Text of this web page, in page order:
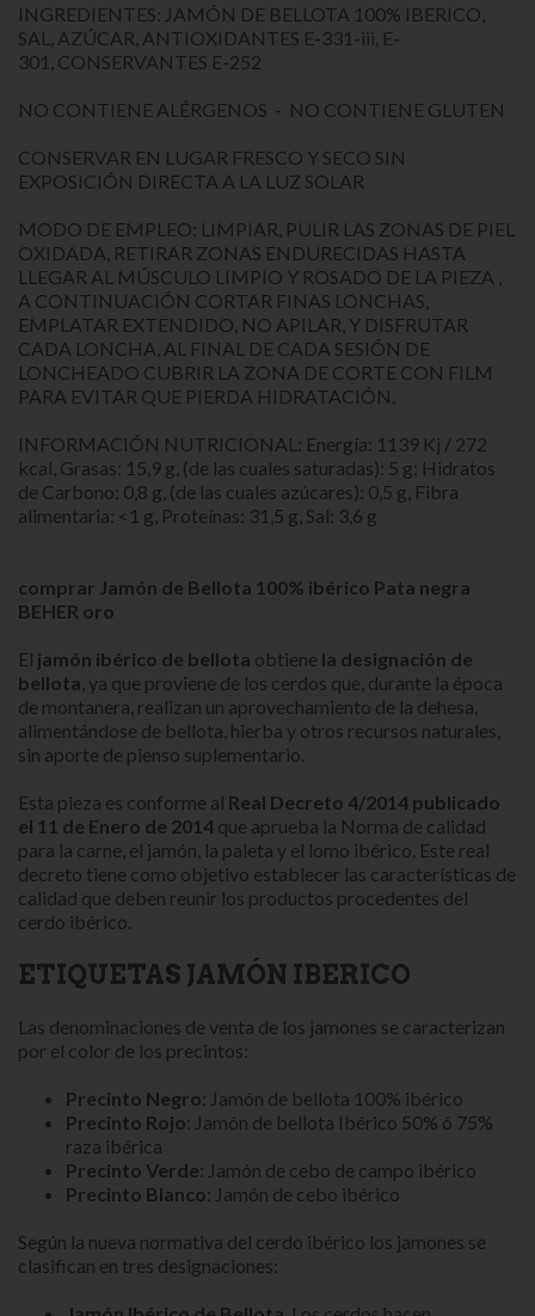
INGREDIENTES: JAMÓN DE BELLOTA 100% IBERICO,
SAL, AZÚCAR, ANTIOXIDANTES E-331-iii, E-
301, CONSERVANTES E-252
NO CONTIENE ALÉRGENOS - NO CONTIENE GLUTEN
CONSERVAR EN LUGAR FRESCO Y SECO SIN
EXPOSICIÓN DIRECTA A LA LUZ SOLAR
MODO DE EMPLEO: LIMPIAR, PULIR LAS ZONAS DE PIEL
OXIDADA, RETIRAR ZONAS ENDURECIDAS HASTA
LLEGAR AL MÚSCULO LIMPIO Y ROSADO DE LA PIEZA ,
A CONTINUACIÓN CORTAR FINAS LONCHAS,
EMPLATAR EXTENDIDO, NO APILAR, Y DISFRUTAR
CADA LONCHA, AL FINAL DE CADA SESIÓN DE
LONCHEADO CUBRIR LA ZONA DE CORTE CON FILM
PARA EVITAR QUE PIERDA HIDRATACIÓN.
INFORMACIÓN NUTRICIONAL: Energía: 1139 Kj / 272
kcal, Grasas: 15,9 g, (de las cuales saturadas): 5 g; Hidratos
de Carbono: 0,8 g, (de las cuales azúcares): 0,5 g, Fibra
alimentaria: <1 g, Proteínas: 31,5 g, Sal: 3,6 g
comprar Jamón de Bellota 100% ibérico Pata negra
BEHER oro
El jamón ibérico de bellota obtiene la designación de
bellota , ya que proviene de los cerdos que, durante la época
de montanera, realizan un aprovechamiento de la dehesa,
alimentándose de bellota, hierba y otros recursos naturales,
sin aporte de pienso suplementario.
Esta pieza es conforme al Real Decreto 4/2014 publicado
el 11 de Enero de 2014 que aprueba la Norma de calidad
para la carne, el jamón, la paleta y el lomo ibérico. Este real
decreto tiene como objetivo establecer las características de
calidad que deben reunir los productos procedentes del
cerdo ibérico.
ETIQUETAS JAMÓN IBERICO
Las denominaciones de venta de los jamones se caracterizan
por el color de los precintos:
Precinto Negro: Jamón de bellota 100% ibérico
Precinto Rojo: Jamón de bellota Ibérico 50% ó 75%
raza ibérica
Precinto Verde: Jamón de cebo de campo ibérico
Precinto Blanco: Jamón de cebo ibérico
Según la nueva normativa del cerdo ibérico los jamones se
clasifican en tres designaciones: